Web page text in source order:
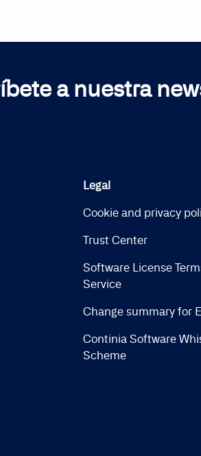
a nuestra
Legal
Cookie and privacy
Trust Center
Software License
Service
Change summary for
Continia Software
Scheme